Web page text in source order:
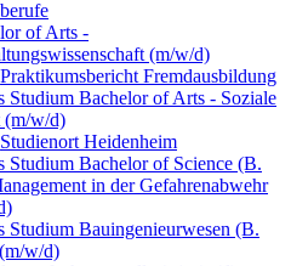
of Arts -
(m/w/d)
Praktikumsbericht Fremdausbildung
Studium Bachelor of Arts - Soziale
(m/w/d)
Studienort Heidenheim
Studium Bachelor of Science (B.
in der Gefahrenabwehr
Studium Bauingenieurwesen (B.
w/d)